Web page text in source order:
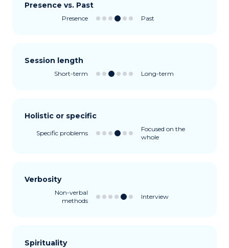
Presence vs. Past
Presence Past
Session length
Short-term Long-term
Holistic or specific
Specific problems
Focused on the
whole
Verbosity
Non-verbal
methods
Interview
Spirituality